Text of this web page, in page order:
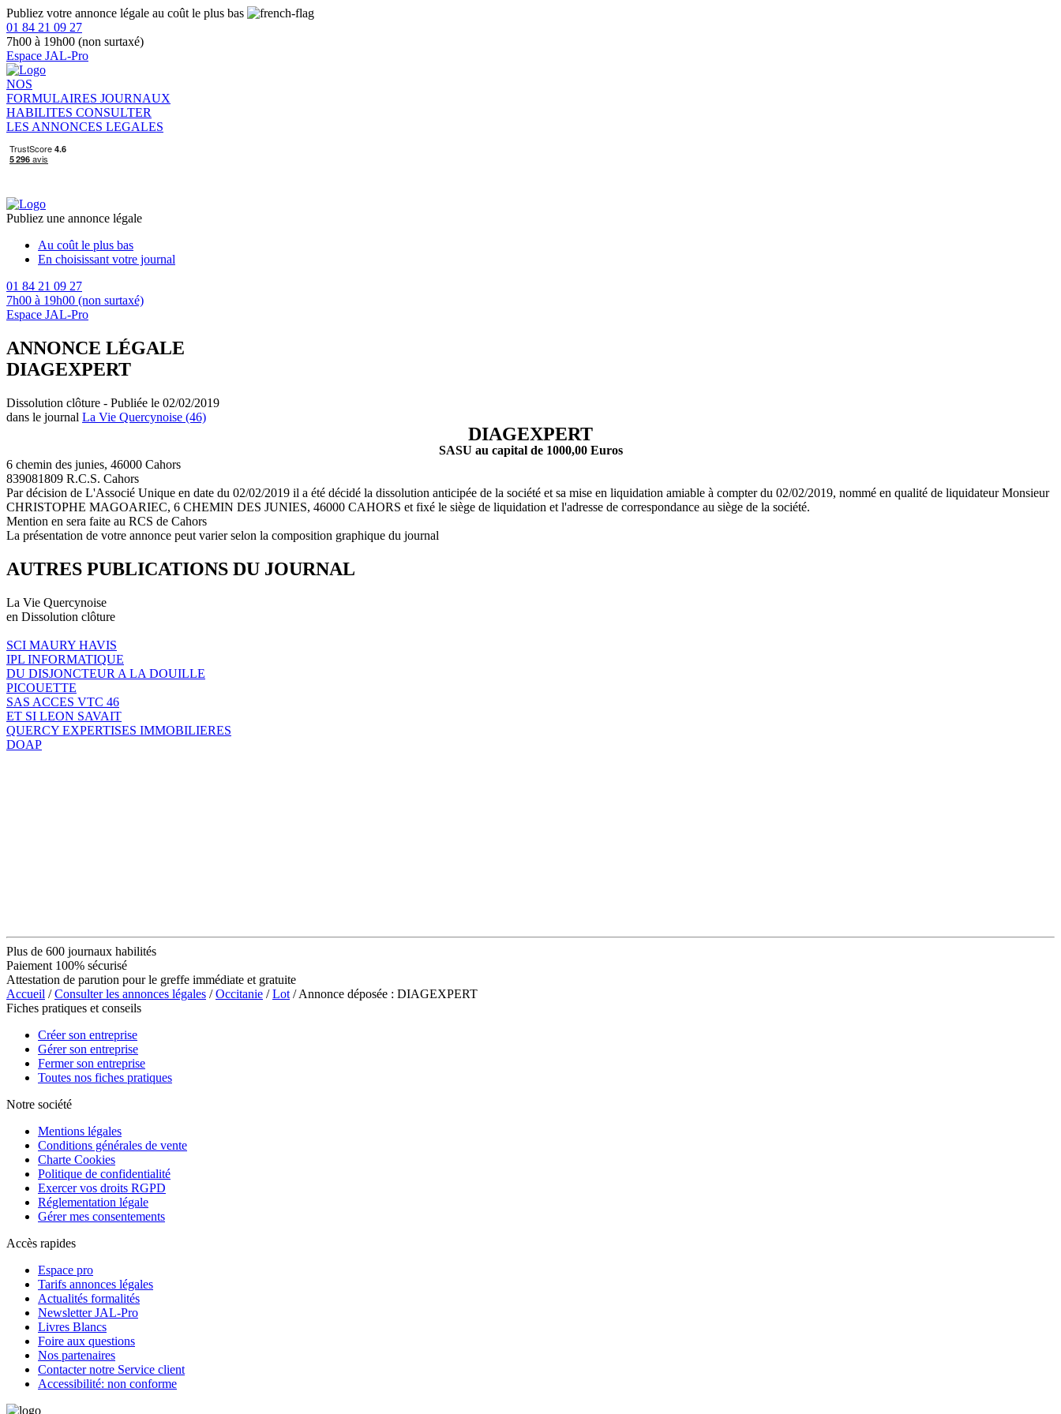
Publiez votre annonce légale au coût le plus bas
01 84 21 09 27
7h00 à 19h00 (non surtaxé)
Espace JAL-Pro
NOS
FORMULAIRES JOURNAUX
HABILITES CONSULTER
LES ANNONCES LEGALES
Publiez une annonce légale
Au coût le plus bas
En choisissant votre journal
01 84 21 09 27
7h00 à 19h00 (non surtaxé)
Espace JAL-Pro
ANNONCE LÉGALE
DIAGEXPERT
Dissolution clôture - Publiée le 02/02/2019
dans le journal La Vie Quercynoise (46)
DIAGEXPERT
SASU au capital de 1000,00 Euros
6 chemin des junies, 46000 Cahors
839081809 R.C.S. Cahors
Par décision de L'Associé Unique en date du 02/02/2019 il a été décidé la dissolution anticipée de la société et sa mise en liquidation amiable à compter du 02/02/2019, nommé en qualité de liquidateur Monsieur
CHRISTOPHE MAGOARIEC, 6 CHEMIN DES JUNIES, 46000 CAHORS et fixé le siège de liquidation et l'adresse de correspondance au siège de la société.
Mention en sera faite au RCS de Cahors
La présentation de votre annonce peut varier selon la composition graphique du journal
AUTRES PUBLICATIONS DU JOURNAL
La Vie Quercynoise
en Dissolution clôture
SCI MAURY HAVIS
IPL INFORMATIQUE
DU DISJONCTEUR A LA DOUILLE
PICOUETTE
SAS ACCES VTC 46
ET SI LEON SAVAIT
QUERCY EXPERTISES IMMOBILIERES
DOAP
Plus de 600 journaux habilités
Paiement 100% sécurisé
Attestation de parution pour le greffe immédiate et gratuite
Accueil /Consulter les annonces légales /Occitanie /Lot / Annonce déposée : DIAGEXPERT
Fiches pratiques et conseils
Créer son entreprise
Gérer son entreprise
Fermer son entreprise
Toutes nos fiches pratiques
Notre société
Mentions légales
Conditions générales de vente
Charte Cookies
Politique de confidentialité
Exercer vos droits RGPD
Réglementation légale
Gérer mes consentements
Accès rapides
Espace pro
Tarifs annonces légales
Actualités formalités
Newsletter JAL-Pro
Livres Blancs
Foire aux questions
Nos partenaires
Contacter notre Service client
Accessibilité: non conforme